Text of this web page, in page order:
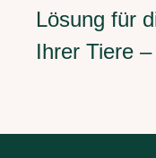
Lösung für
Ihrer Tiere